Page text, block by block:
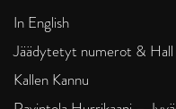
In English
Jäädytetyt numerot &
Kallen Kannu